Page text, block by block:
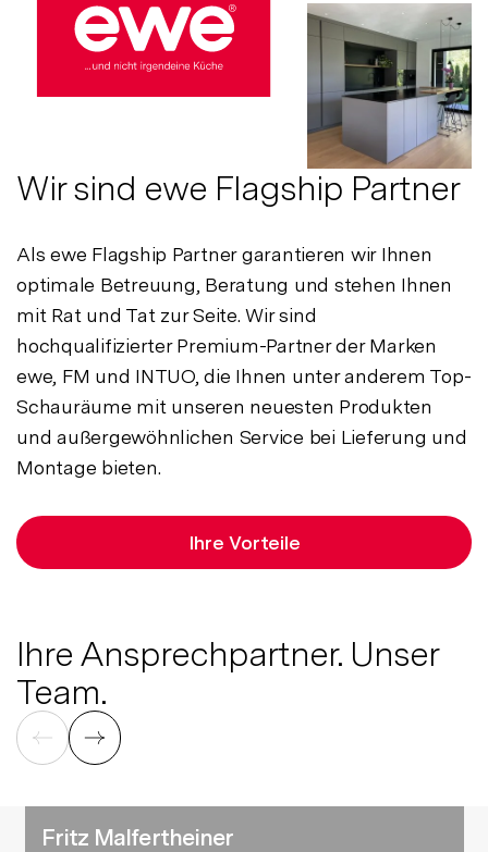
Wir sind ewe Flagship Partner
Als ewe Flagship Partner garantieren wir Ihnen
optimale Betreuung, Beratung und stehen Ihnen
mit Rat und Tat zur Seite. Wir sind
hochqualifizierter Premium-Partner der Marken
ewe, FM und INTUO, die Ihnen unter anderem Top-
Schauräume mit unseren neuesten Produkten
und außergewöhnlichen Service bei Lieferung und
Montage bieten.
Ihre Vorteile
Ihre Ansprechpartner. Unser
Team.
Fritz Malfertheiner